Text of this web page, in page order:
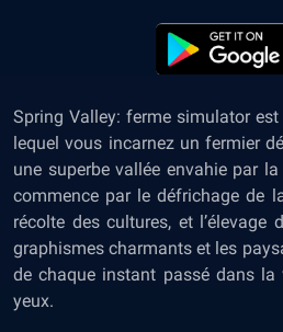
Spring Valley: ferme simulator est
lequel vous incarnez un fermier
une superbe vallée envahie par
commence par le défrichage de
récolte des cultures, et l’élevage
graphismes charmants et les
de chaque instant passé dans
yeux.